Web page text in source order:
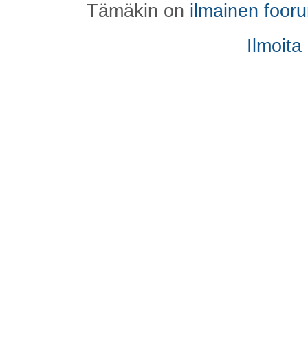
Tämäkin on ilmainen